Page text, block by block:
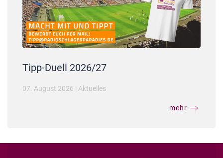
Tipp-Duell 2026/27
07. August 2026 | Aktuelles
mehr